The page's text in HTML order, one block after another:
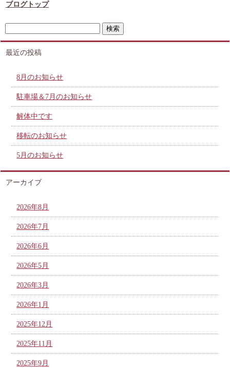
ブログトップ
最近の投稿
8月のお知らせ
駐車場＆7月のお知らせ
解体中です
移転のお知らせ
5月のお知らせ
アーカイブ
2026年8月
2026年7月
2026年6月
2026年5月
2026年3月
2026年1月
2025年12月
2025年11月
2025年9月